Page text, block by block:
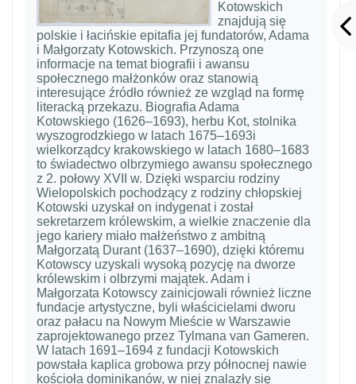
Kotowskich
znajdują się
polskie i łacińskie epitafia jej fundatorów, Adama
i Małgorzaty Kotowskich. Przynoszą one
informacje na temat biografii i awansu
społecznego małżonków oraz stanowią
interesujące źródło również ze wzgląd na formę
literacką przekazu. Biografia Adama
Kotowskiego (1626–1693), herbu Kot, stolnika
wyszogrodzkiego w latach 1675–1693i
wielkorządcy krakowskiego w latach 1680–1683
to świadectwo olbrzymiego awansu społecznego
z 2. połowy XVII w. Dzięki wsparciu rodziny
Wielopolskich pochodzący z rodziny chłopskiej
Kotowski uzyskał on indygenat i został
sekretarzem królewskim, a wielkie znaczenie dla
jego kariery miało małżeństwo z ambitną
Małgorzatą Durant (1637–1690), dzięki któremu
Kotowscy uzyskali wysoką pozycję na dworze
królewskim i olbrzymi majątek. Adam i
Małgorzata Kotowscy zainicjowali również liczne
fundacje artystyczne, byli właścicielami dworu
oraz pałacu na Nowym Mieście w Warszawie
zaprojektowanego przez Tylmana van Gameren.
W latach 1691–1694 z fundacji Kotowskich
powstała kaplica grobowa przy północnej nawie
kościoła dominikanów, w niej znalazły się